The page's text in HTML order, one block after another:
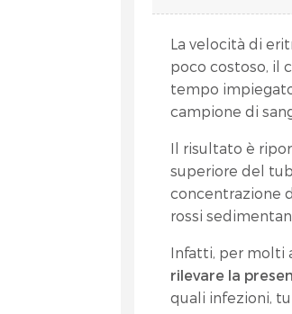
La velocità di
poco costoso, il
tempo
campione di
Il risultato è
superiore del
concentrazione
rossi
Infatti, per molti
rilevare la
quali infezioni,